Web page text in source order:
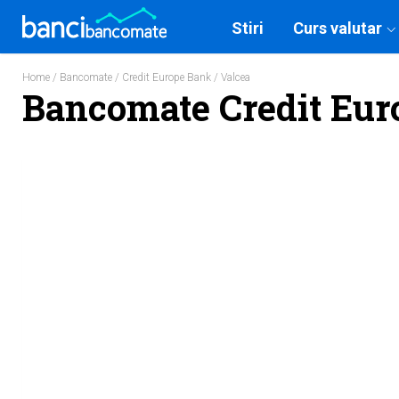
Stiri Curs valutar
Home / Bancomate / Credit Europe Bank / Valcea
Bancomate Credit